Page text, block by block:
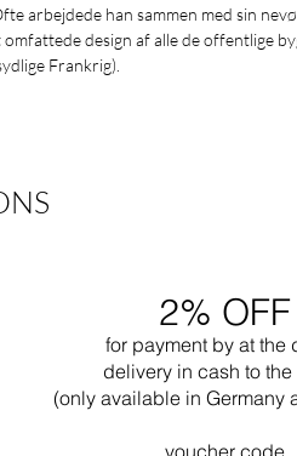
arbejdede han sammen med sin
design af alle de offentlige
Frankrig).
2% OFF
for payment by at the
delivery in cash to
(only available in Germany
voucher code